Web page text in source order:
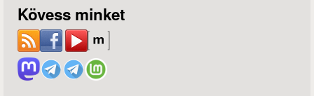
Kövess minket